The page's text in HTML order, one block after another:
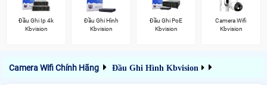
Đầu Ghi Ip 4k
Kbvision
Đầu Ghi Hình
Kbvision
Đầu Ghi PoE
Kbvision
Camera Wifi
Kbvision
Camera Wifi Chính Hãng Đầu Ghi Hình Kbvision